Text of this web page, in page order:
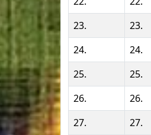
23.
23.
24.
24.
25.
25.
26.
26.
27.
27.